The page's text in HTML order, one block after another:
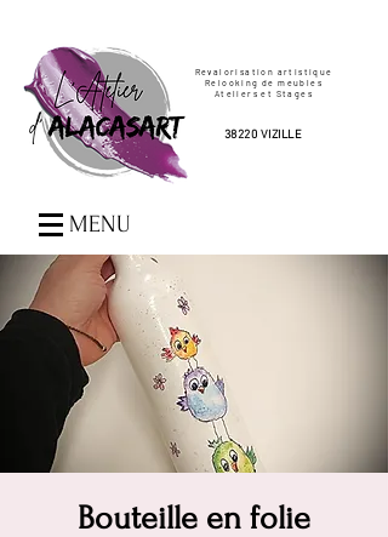
Revalorisation artistique
Relooking de meubles
Ateliers et Stages
38220 VIZILLE
MENU
Bouteille en folie